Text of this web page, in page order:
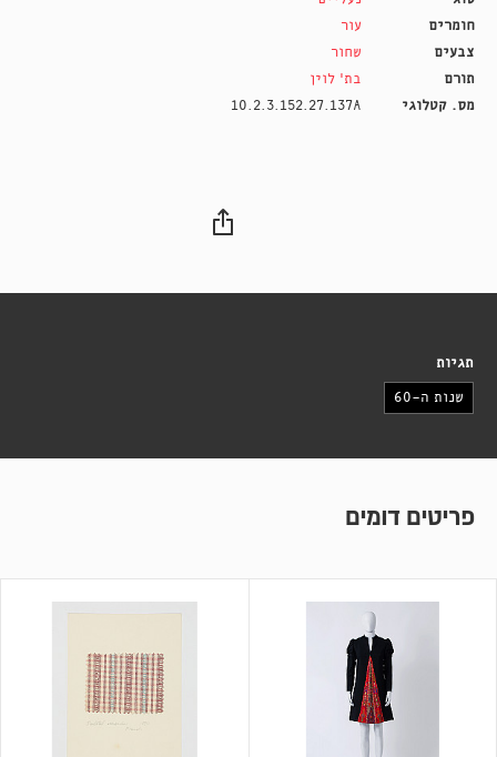
חומרים
עור
צבעים
שחור
תורם
בת' לוין
מס. קטלוגי
10.2.3.152.27.137A
תגיות
שנות ה-60
פריטים דומים